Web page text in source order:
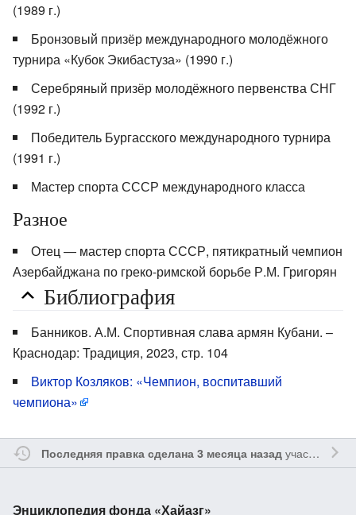
(1989 г.)
Бронзовый призёр международного молодёжного
турнира «Кубок Экибастуза» (1990 г.)
Серебряный призёр молодёжного первенства СНГ
(1992 г.)
Победитель Бургасского международного турнира
(1991 г.)
Мастер спорта СССР международного класса
Разное
Отец — мастер спорта СССР, пятикратный чемпион
Азербайджана по греко-римской борьбе Р.М. Григорян
Библиография
Банников. А.М. Спортивная слава армян Кубани. –
Краснодар: Традиция, 2023, стр. 104
Виктор Козляков: «Чемпион, воспитавший
чемпиона»
Последняя правка сделана 3 месяца назадучастником
Энциклопедия фонда «Хайазг»